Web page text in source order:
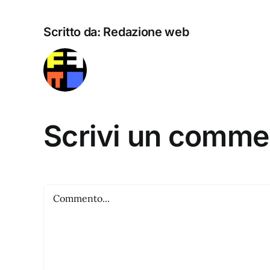
Scritto da: Redazione web
Scrivi un
Commento